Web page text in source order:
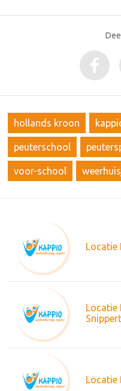
hollands kroon
peuterschool
voor-school
Locatie
Locatie
Locatie